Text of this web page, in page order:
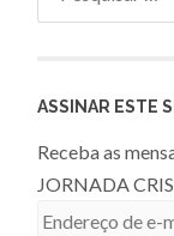
ASSINAR ESTE
Receba as
JORNADA
Endereço